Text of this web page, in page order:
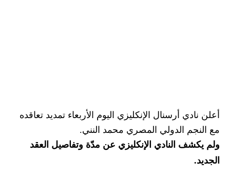
أعلن نادي أرسنال الإنكليزي اليوم الأربعاء تمديد تعاقده
مع النجم الدولي المصري محمد النني.
ولم يكشف النادي الإنكليزي عن مدّة وتفاصيل العقد
الجديد.